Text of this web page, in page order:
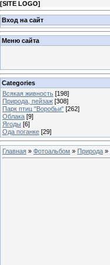
[SITE LOGO]
Вход на сайт
Меню сайта
Categories
Всякая живность [198]
Природа, пейзаж [308]
Парк птиц "Воробьи" [262]
Облака [9]
Ягоды [6]
Ода поганке [29]
Главная » Фотоальбом » Природа »